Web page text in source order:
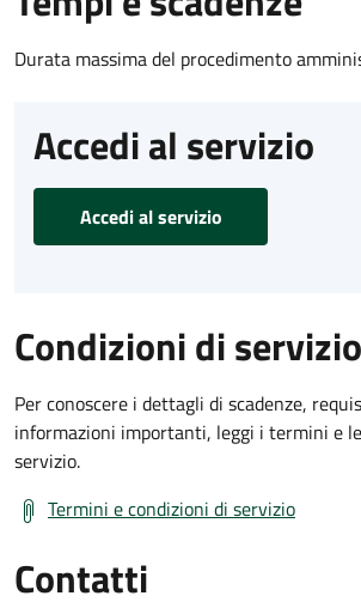
Durata massima del procedimento
Accedi al servizio
Accedi al servizio
Condizioni di servizio
Per conoscere i dettagli di scadenze,
informazioni importanti, leggi i termini e
servizio.
Termini e condizioni di servizio
Contatti